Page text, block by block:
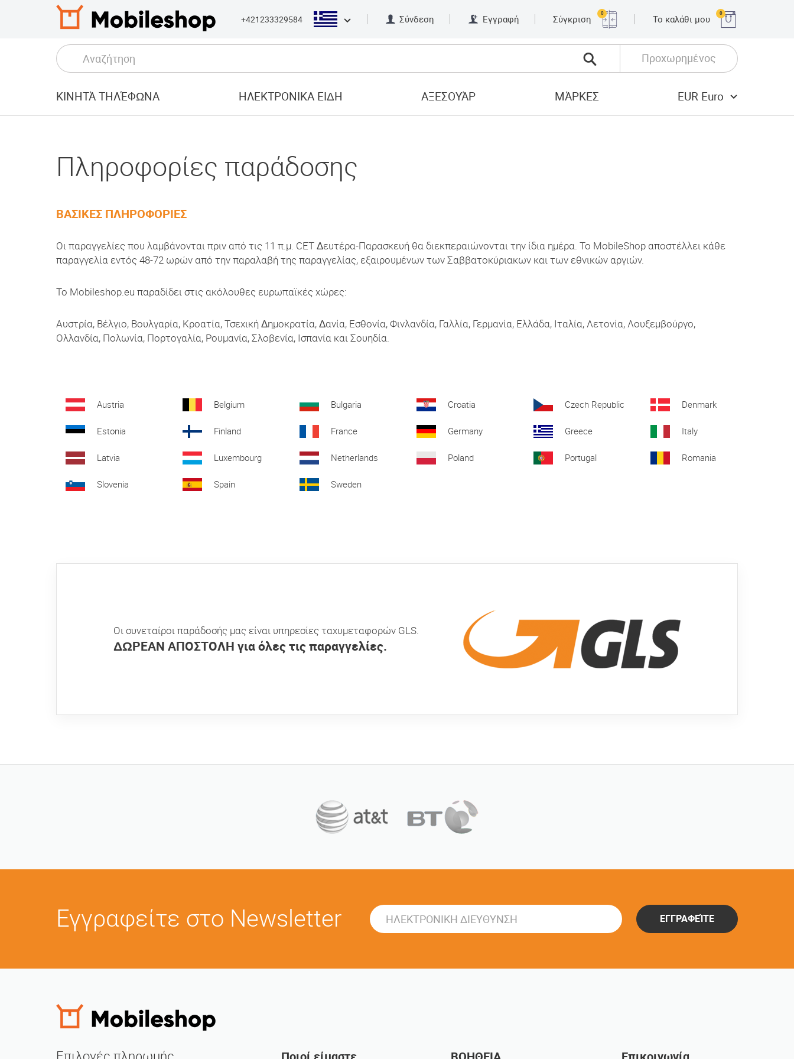
+421233329584 Σύνδεση Εγγραφή Σύγκριση
0
Το καλάθι μου
0
Προχωρημένος
ΚΙΝΗΤΆ ΤΗΛΈΦΩΝΑ ΗΛΕΚΤΡΟΝΙΚΑ ΕΙΔΗ ΑΞΕΣΟΥΆΡ ΜΆΡΚΕΣ EUR Euro
Πληροφορίες παράδοσης
ΒΑΣΙΚΕΣ ΠΛΗΡΟΦΟΡΙΕΣ
Οι παραγγελίες που λαμβάνονται πριν από τις 11 π.μ. CET Δευτέρα-Παρασκευή θα διεκπεραιώνονται την ίδια ημέρα. Το MobileShop αποστέλλει κάθε
παραγγελία εντός 48-72 ωρών από την παραλαβή της παραγγελίας, εξαιρουμένων των Σαββατοκύριακων και των εθνικών αργιών.
Το Mobileshop.eu παραδίδει στις ακόλουθες ευρωπαϊκές χώρες:
Αυστρία, Βέλγιο, Βουλγαρία, Κροατία, Τσεχική Δημοκρατία, Δανία, Εσθονία, Φινλανδία, Γαλλία, Γερμανία, Ελλάδα, Ιταλία, Λετονία, Λουξεμβούργο,
Ολλανδία, Πολωνία, Πορτογαλία, Ρουμανία, Σλοβενία, Ισπανία και Σουηδία.
Austria Belgium Bulgaria Croatia Czech Republic Denmark
Estonia Finland France Germany Greece Italy
Latvia Luxembourg Netherlands Poland Portugal Romania
Slovenia Spain Sweden
Οι συνεταίροι παράδοσής μας είναι υπηρεσίες ταχυμεταφορών GLS.
ΔΩΡΕΑΝ ΑΠΟΣΤΟΛΗ για όλες τις παραγγελίες.
Εγγραφείτε στο Newsletter ΕΓΓΡΑΦΕΊΤΕ